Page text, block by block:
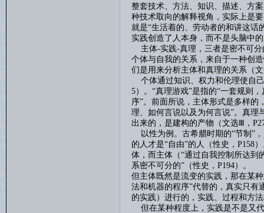
整套技术、方法、知识、描述、方
种技术取向的解释视角，实际上是
就是“生活着的、劳动者的和讲这话
实践创造了人本身，而不是头脑中
主体-实践-真理，三者是密不可
个体与自我的关系，来自于一种创
们是用来分析主体和真理的关系（
个体通过知识、权力和伦理使自己
5）。“真理游戏”是指的“一套规则
序”。前面所说，主体形式是多样的
理、如何言说以及为何言说”。真理
出来的，是建构的产物（文选Ⅲ，
以性为例。古希腊时期的“节制”
的人才是“自由”的人（性史， P158）
体，而主体（“通过自我控制所达到
系密不可分的”（性史， P194）。
但主体既然是流变的实践，那在某
法和机器的程序”代替的，真实只有
的实践）进行的，实践、过程和方
但在某种程度上，实践是不是又